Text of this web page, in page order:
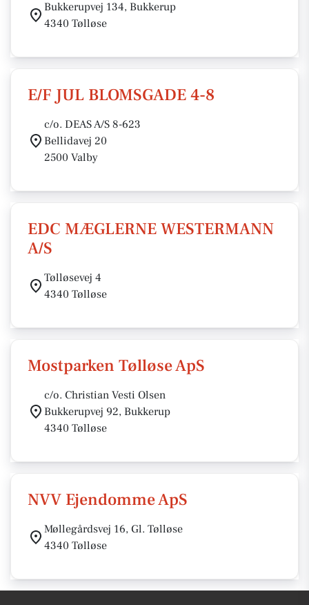
Bukkerupvej 134, Bukkerup
4340 Tølløse
E/F JUL BLOMSGADE 4-8
c/o. DEAS A/S 8-623
Bellidavej 20
2500 Valby
EDC MÆGLERNE WESTERMANN
A/S
Tølløsevej 4
4340 Tølløse
Mostparken Tølløse ApS
c/o. Christian Vesti Olsen
Bukkerupvej 92, Bukkerup
4340 Tølløse
NVV Ejendomme ApS
Møllegårdsvej 16, Gl. Tølløse
4340 Tølløse